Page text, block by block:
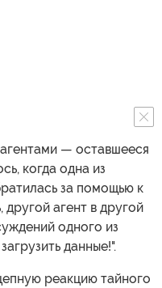
— оставшееся
когда одна из
за помощью к
агент в другой
одного из
данные!".
реакцию тайного